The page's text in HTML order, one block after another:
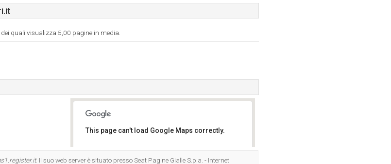
quali visualizza 5,00 pagine in media.
This page can't load Google Maps correctly.
. Il suo web server è situato presso Seat Pagine Gialle S.p.a. - Internet